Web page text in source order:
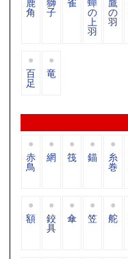
角 子 の
上
羽
の
羽
百
足
竜
赤
鳥
網 筏 錨 糸
巻
額 鉸
具
傘 笠 舵